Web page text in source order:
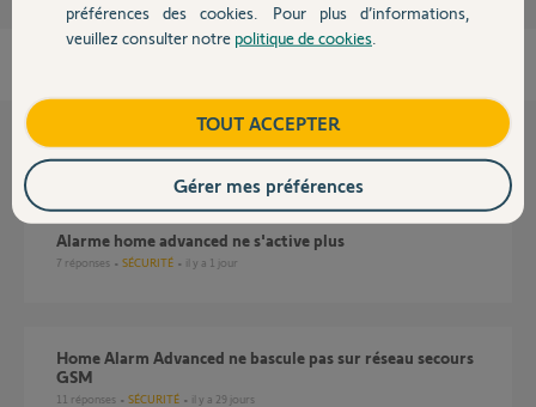
Contact
Questions liées
Alarme home advanced ne s'active plus
7 réponses SÉCURITÉ il y a 1 jour
Home Alarm Advanced ne bascule pas sur réseau secours
GSM
11 réponses SÉCURITÉ il y a 29 jours
préférences des cookies. Pour plus d’informations,
veuillez consulter notre politique de cookies
TOUT ACCEPTER
Gérer mes préférences